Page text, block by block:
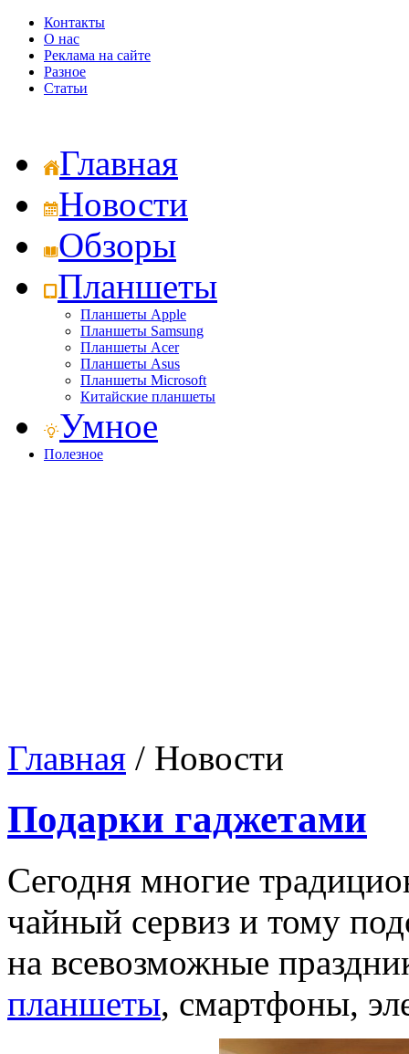
Контакты
О нас
Реклама на сайте
Разное
Статьи
Главная
Новости
Обзоры
Планшеты
Планшеты Apple
Планшеты Samsung
Планшеты Acer
Планшеты Asus
Планшеты Microsoft
Китайские планшеты
Умное
Полезное
Главная / Новости
Подарки гаджетами
Сегодня многие
чайный сервиз и тому
на всевозможные
планшеты, смартфоны,